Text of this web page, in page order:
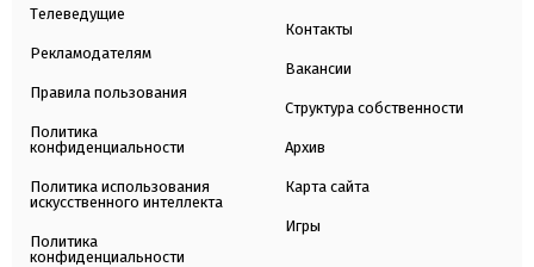
Телеведущие
Рекламодателям
Правила пользования
Политика
конфиденциальности
Политика использования
искусственного интеллекта
Политика
конфиденциальности
Контакты
Вакансии
Структура собственности
Архив
Карта сайта
Игры